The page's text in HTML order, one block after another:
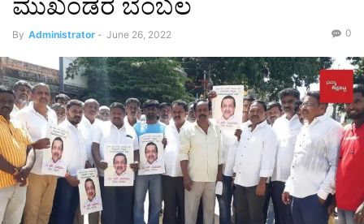
By Administrator - June 26, 2022 0